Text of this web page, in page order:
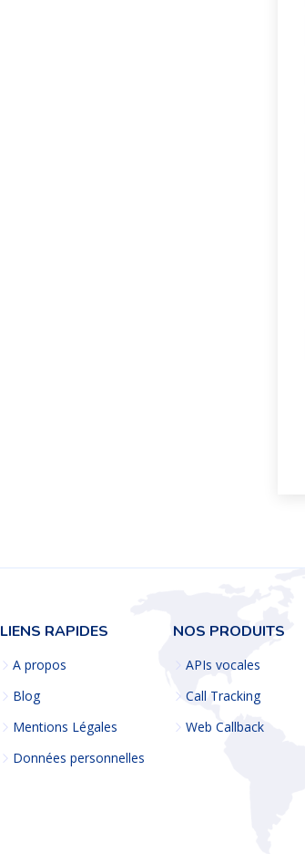
LIENS RAPIDES
A propos
Blog
Mentions Légales
Données personnelles
NOS PRODUITS
APIs vocales
Call Tracking
Web Callback